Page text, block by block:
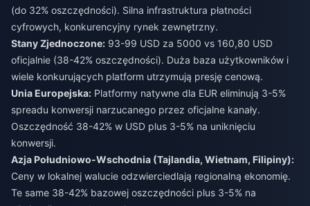
(do 32% oszczędności). Silna infrastruktura płatności
cyfrowych, konkurencyjny rynek zewnętrzny.
Stany Zjednoczone: 93-99 USD za 5000 vs 160,80 USD
oficjalnie (38-42% oszczędności). Duża baza użytkowników i
wiele konkurujących platform utrzymują presję cenową.
Unia Europejska: Platformy natywne dla EUR eliminują 3-5%
spreadu konwersji narzucanego przez oficjalne kanały.
Oszczędność 38-42% w USD plus 3-5% na uniknięciu
konwersji.
Azja Południowo-Wschodnia (Tajlandia, Wietnam, Filipiny):
Ceny w lokalnej walucie odzwierciedlają regionalną ekonomię.
Te same 38-42% bazowej oszczędności plus 3-5% na